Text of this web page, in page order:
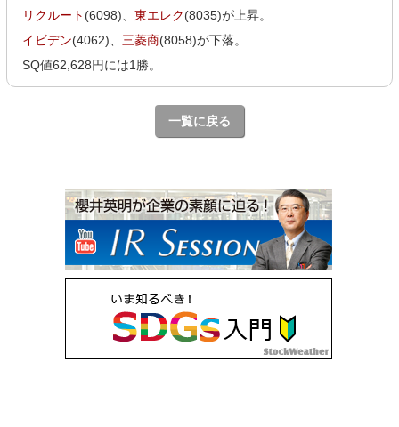
リクルート (6098)、東エレク(8035)が上昇。
イビデン(4062)、三菱商(8058)が下落。
SQ値62,628円には1勝。
一覧に戻る